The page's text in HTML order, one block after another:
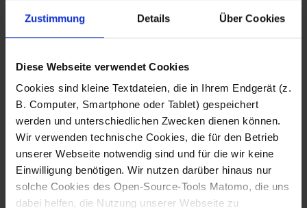
Zustimmung Details Über Cookies
Diese Webseite verwendet Cookies
Cookies sind kleine Textdateien, die in Ihrem Endgerät (z.
B. Computer, Smartphone oder Tablet) gespeichert
werden und unterschiedlichen Zwecken dienen können.
Wir verwenden technische Cookies, die für den Betrieb
unserer Webseite notwendig sind und für die wir keine
Einwilligung benötigen. Wir nutzen darüber hinaus nur
solche Cookies des Open-Source-Tools Matomo, die uns
dabei helfen, die Nutzung unserer Webseite zu
Fotografo: Lorenz
Sternbach
Download
Fotografo: Lorenz
Sternbach
Download